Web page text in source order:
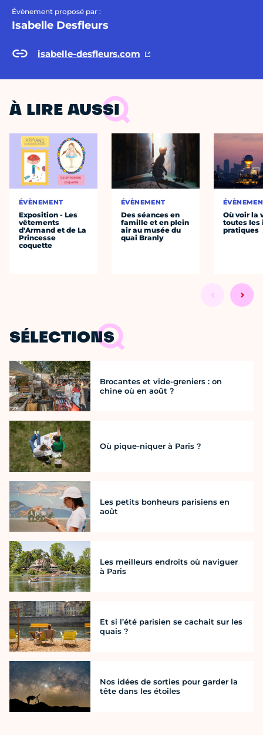
Évènement proposé par :
Isabelle Desfleurs
isabelle-desfleurs.com
À LIRE AUSSI
ÉVÈNEMENT
Exposition - Les
vêtements
d'Armand et de La
Princesse
coquette
ÉVÈNEMENT
Des séances en
famille et en plein
air au musée du
quai Branly
Où voir la
toutes les
pratiques
SÉLECTIONS
Brocantes et vide-greniers : on
chine où en août ?
Où pique-niquer à Paris ?
Les petits bonheurs parisiens en
août
Les meilleurs endroits où naviguer
à Paris
Et si l’été parisien se cachait sur les
quais ?
Nos idées de sorties pour garder la
tête dans les étoiles